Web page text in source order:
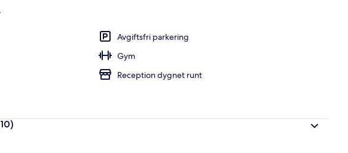
Avgiftsfri parkering
Gym
Reception dygnet runt